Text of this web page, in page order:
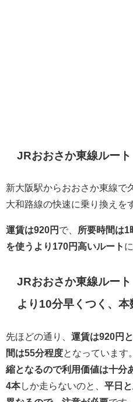
JRおおさか東線ルート
新大阪駅からおおさか東線で
大和路線の快速に乗り換えを
運賃は920円 で、 所要時間は1
を使うより170円高いルート
JRおおさか東線ルー
より10分早くつく、本
先ほどの通り、 運賃は920円
間は55分程度となっています
縮となるので利用価値は十分
4本しか走らないのと、 平日